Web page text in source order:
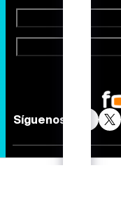
Síguenos
Quiénes somos